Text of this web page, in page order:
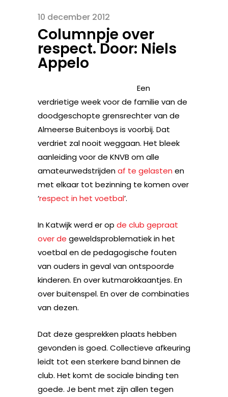
10 december 2012
Columnpje over
respect. Door: Niels
Appelo
Een
verdrietige week voor de familie van de
doodgeschopte grensrechter van de
Almeerse Buitenboys is voorbij. Dat
verdriet zal nooit weggaan. Het bleek
aanleiding voor de KNVB om alle
amateurwedstrijdenaf te gelasten en
met elkaar tot bezinning te komen over
‘respect in het voetbal’.
In Katwijk werd er op de club gepraat
overde geweldsproblematiek in het
voetbal en de pedagogische fouten
van ouders in geval van ontspoorde
kinderen. En over kutmarokkaantjes. En
over buitenspel. En over de combinaties
van dezen.
Dat deze gesprekken plaats hebben
gevonden is goed. Collectieve afkeuring
leidt tot een sterkere band binnen de
club. Het komt de sociale binding ten
goede. Je bent met zijn allen tegen